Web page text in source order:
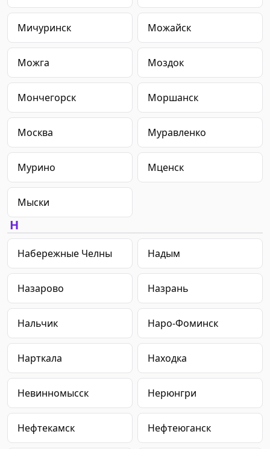
Мичуринск Можайск
Можга Моздок
Мончегорск Моршанск
Москва Муравленко
Мурино Мценск
Мыски
Н
Набережные Челны Надым
Назарово Назрань
Нальчик Наро-Фоминск
Нарткала Находка
Невинномысск Нерюнгри
Нефтекамск Нефтеюганск